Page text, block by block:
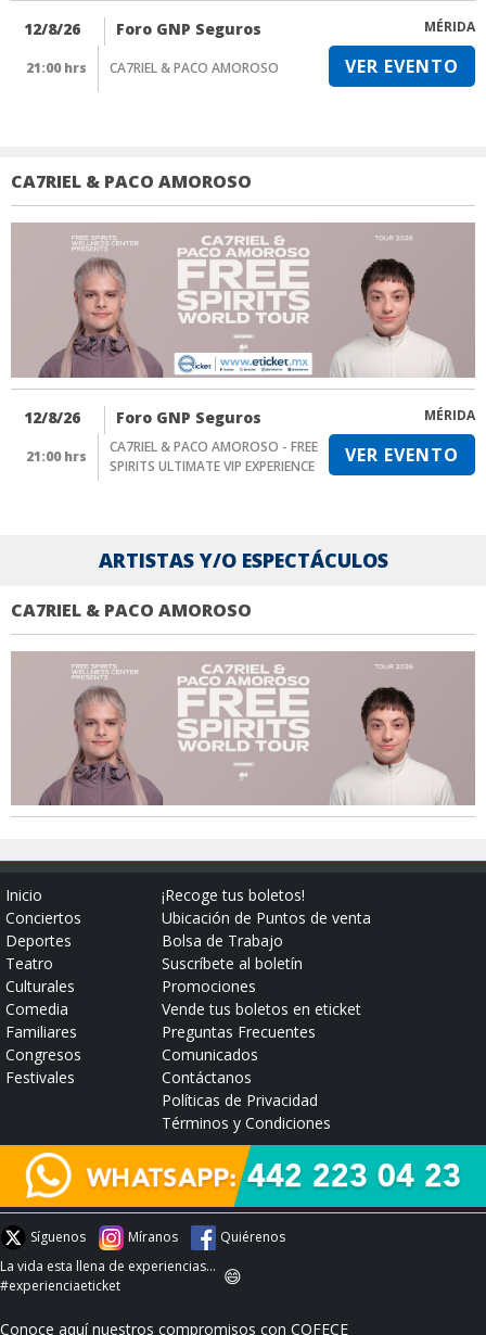
12/8/26 Foro GNP Seguros MÉRIDA
21:00 hrs CA7RIEL & PACO AMOROSO VER EVENTO
CA7RIEL & PACO AMOROSO
12/8/26 Foro GNP Seguros MÉRIDA
21:00 hrs
CA7RIEL & PACO AMOROSO - FREE
SPIRITS ULTIMATE VIP EXPERIENCE
VER EVENTO
ARTISTAS Y/O ESPECTÁCULOS
CA7RIEL & PACO AMOROSO
Inicio
Conciertos
Deportes
Teatro
Culturales
Comedia
Familiares
Congresos
Festivales
¡Recoge tus boletos!
Ubicación de Puntos de venta
Bolsa de Trabajo
Suscríbete al boletín
Promociones
Vende tus boletos en eticket
Preguntas Frecuentes
Comunicados
Contáctanos
Políticas de Privacidad
Términos y Condiciones
Síguenos Míranos
Quiérenos
La vida esta llena de experiencias...
#experienciaeticket
😄
Conoce aquí nuestros compromisos con COFECE